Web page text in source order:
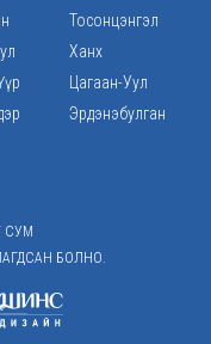
Тосонцэнгэл
Ханх
Цагаан-Уул
Эрдэнэбулган
СУМ
БОЛНО.